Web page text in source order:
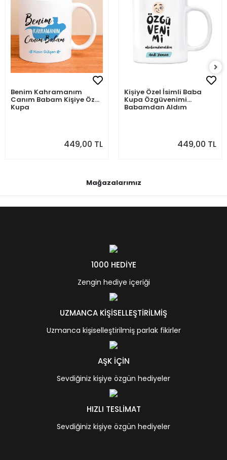
Benim Kahramanım
Canım Babam Kişiye Özel
Kupa
449,00 TL
Kişiye Özel İsimli Baba
Kupa Özgüvenimi
Babamdan Aldım
449,00 TL
Mağazalarımız
1000 HEDİYE
Zengin hediye içeriği
UZMANCA KİŞİSELLEŞTİRİLMİŞ
Uzmanca kişiselleştirilmiş parlak fikirler
AŞK İÇİN
Sevdiğiniz kişiye özgün hediyeler
HIZLI TESLİMAT
Sevdiğiniz kişiye özgün hediyeler